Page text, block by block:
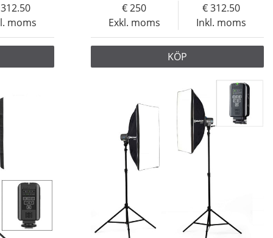
moms
312.50
Exkl. moms
250
Inkl. moms
312.50
KÖP